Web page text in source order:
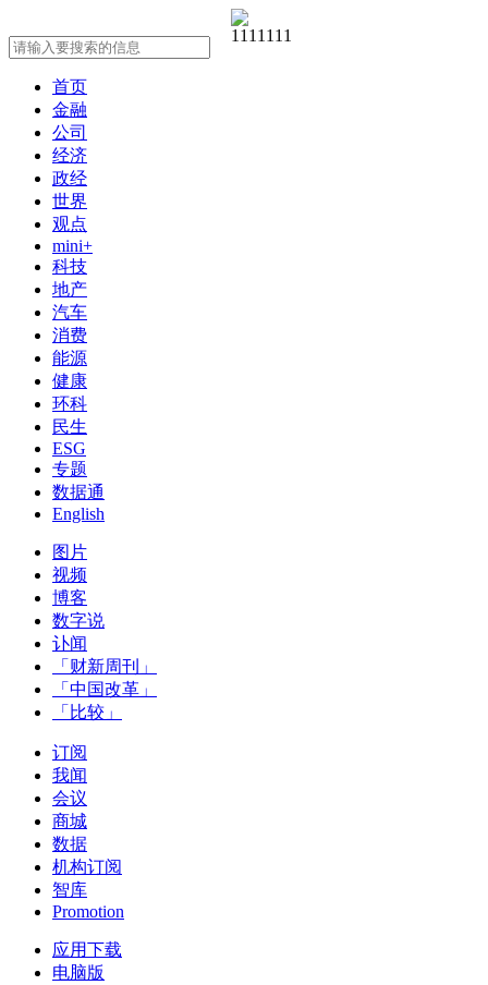
首页
金融
公司
经济
政经
世界
观点
mini+
科技
地产
汽车
消费
能源
健康
环科
民生
ESG
专题
数据通
English
图片
视频
博客
数字说
讣闻
「财新周刊」
「中国改革」
「比较」
订阅
我闻
会议
商城
数据
机构订阅
智库
Promotion
应用下载
电脑版